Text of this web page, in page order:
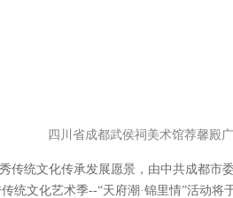
四川省成都武侯祠美术馆荐馨殿
传统文化传承发展愿景，由中共成都市
统文化艺术季--“天府潮·锦里情”活动